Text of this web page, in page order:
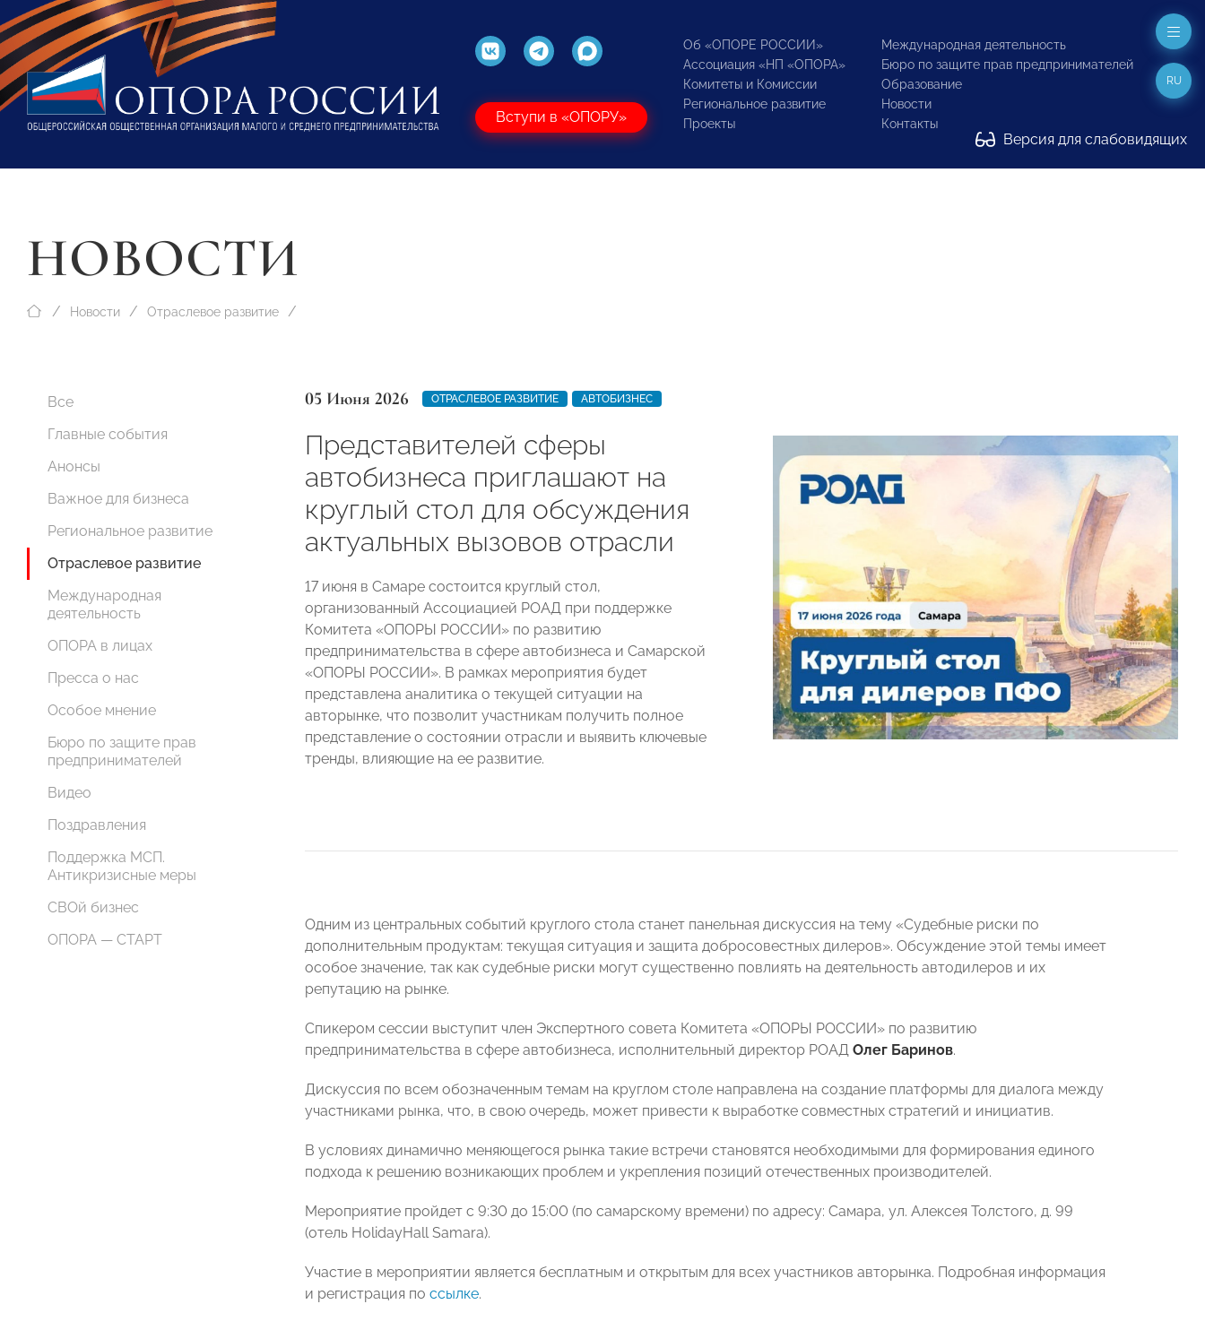
Вступи в «ОПОРУ»
Об «ОПОРЕ РОССИИ»
Ассоциация «НП «ОПОРА»
Комитеты и Комиссии
Региональное развитие
Проекты
Международная деятельность
Бюро по защите прав предпринимателей
Образование
Новости
Контакты
Версия для слабовидящих
RU
НОВОСТИ
Новости Отраслевое развитие
Все
Главные события
Анонсы
Важное для бизнеса
Региональное развитие
Отраслевое развитие
Международная
деятельность
ОПОРА в лицах
Пресса о нас
Особое мнение
Бюро по защите прав
предпринимателей
Видео
Поздравления
Поддержка МСП.
Антикризисные меры
СВОй бизнес
ОПОРА — СТАРТ
05 Июня 2026 ОТРАСЛЕВОЕ РАЗВИТИЕ АВТОБИЗНЕС
Представителей сферы
автобизнеса приглашают на
круглый стол для обсуждения
актуальных вызовов отрасли
17 июня в Самаре состоится круглый стол,
организованный Ассоциацией РОАД при поддержке
Комитета «ОПОРЫ РОССИИ» по развитию
предпринимательства в сфере автобизнеса и Самарской
«ОПОРЫ РОССИИ». В рамках мероприятия будет
представлена аналитика о текущей ситуации на
авторынке, что позволит участникам получить полное
представление о состоянии отрасли и выявить ключевые
тренды, влияющие на ее развитие.
Одним из центральных событий круглого стола станет панельная дискуссия на тему «Судебные риски по
дополнительным продуктам: текущая ситуация и защита добросовестных дилеров». Обсуждение этой темы имеет
особое значение, так как судебные риски могут существенно повлиять на деятельность автодилеров и их
репутацию на рынке.
Спикером сессии выступит член Экспертного совета Комитета «ОПОРЫ РОССИИ» по развитию
предпринимательства в сфере автобизнеса, исполнительный директор РОАД Олег Баринов.
Дискуссия по всем обозначенным темам на круглом столе направлена на создание платформы для диалога между
участниками рынка, что, в свою очередь, может привести к выработке совместных стратегий и инициатив.
В условиях динамично меняющегося рынка такие встречи становятся необходимыми для формирования единого
подхода к решению возникающих проблем и укрепления позиций отечественных производителей.
Мероприятие пройдет с 9:30 до 15:00 (по самарскому времени) по адресу: Самара, ул. Алексея Толстого, д. 99
(отель HolidayHall Samara).
Участие в мероприятии является бесплатным и открытым для всех участников авторынка. Подробная информация
и регистрация по ссылке.